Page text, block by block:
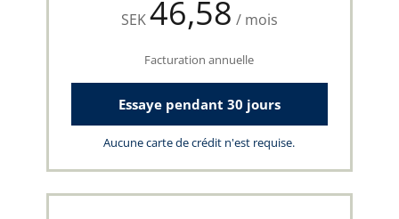
SEK46,58 / mois
Facturation annuelle
Essaye pendant 30 jours
Aucune carte de crédit n'est requise.